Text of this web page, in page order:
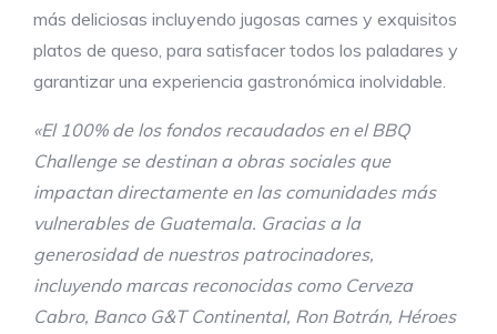
más deliciosas incluyendo jugosas carnes y exquisitos
platos de queso, para satisfacer todos los paladares y
garantizar una experiencia gastronómica inolvidable.
«El 100% de losfondos recaudados en el BBQ
Challenge se destinan a obras sociales que
impactan directamente en las comunidades más
vulnerables de Guatemala. Gracias a la
generosidad de nuestros patrocinadores,
incluyendo marcas reconocidas como Cerveza
Cabro, Banco G&T Continental, Ron Botrán, Héroes